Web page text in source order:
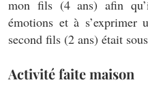
mon fils (4 ans) afin
émotions et à s’exprimer
second fils (2 ans) était
Activité faite maison